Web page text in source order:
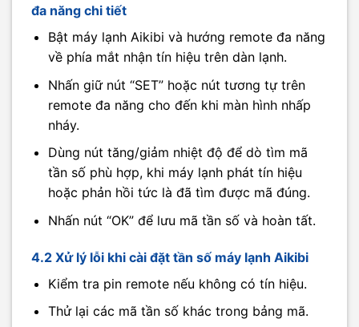
đa năng chi tiết
Bật máy lạnh Aikibi và hướng remote đa năng
về phía mắt nhận tín hiệu trên dàn lạnh.
Nhấn giữ nút “SET” hoặc nút tương tự trên
remote đa năng cho đến khi màn hình nhấp
nháy.
Dùng nút tăng/giảm nhiệt độ để dò tìm mã
tần số phù hợp, khi máy lạnh phát tín hiệu
hoặc phản hồi tức là đã tìm được mã đúng.
Nhấn nút “OK” để lưu mã tần số và hoàn tất.
4.2 Xử lý lỗi khi cài đặt tần số máy lạnh Aikibi
Kiểm tra pin remote nếu không có tín hiệu.
Thử lại các mã tần số khác trong bảng mã.